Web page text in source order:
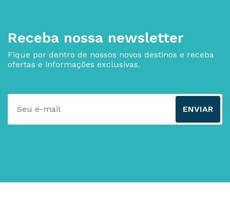
Receba nossa newsletter
Fique por dentro de nossos novos destinos e receba
ofertas e informações exclusivas.
ENVIAR